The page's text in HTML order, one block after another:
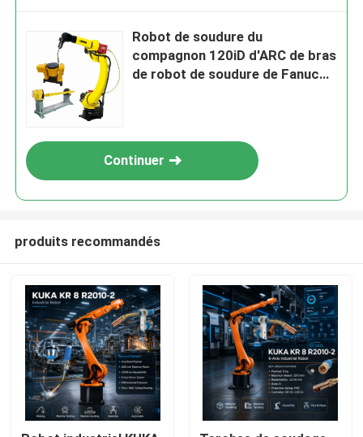
Robot de soudure du
compagnon 120iD d'ARC de bras
de robot de soudure de Fanuc
Continuer
produits recommandés